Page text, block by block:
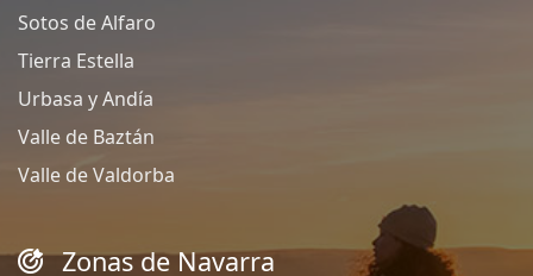
Sotos de Alfaro
Tierra Estella
Urbasa y Andía
Valle de Baztán
Valle de Valdorba
Zonas de Navarra